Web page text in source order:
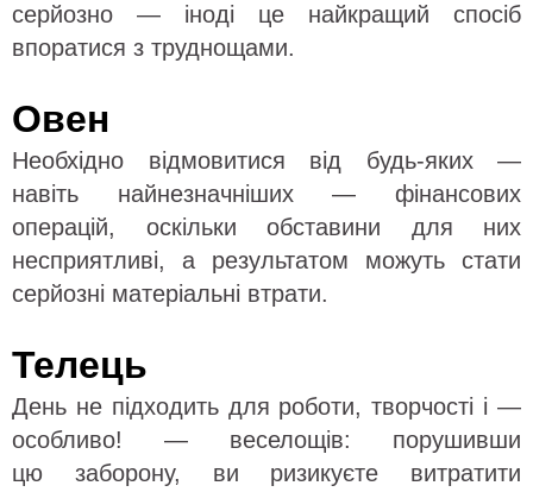
серйозно — іноді це найкращий спосіб
впоратися з труднощами.
Овен
Необхідно відмовитися від будь-яких —
навіть найнезначніших — фінансових
операцій, оскільки обставини для них
несприятливі, а результатом можуть стати
серйозні матеріальні втрати.
Телець
День не підходить для роботи, творчості і —
особливо! — веселощів: порушивши
цю заборону, ви ризикуєте витратити